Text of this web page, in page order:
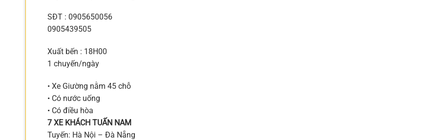
SĐT : 0905650056
0905439505
Xuất bến : 18H00
1 chuyến/ngày
• Xe Giường nằm 45 chỗ
• Có nước uống
• Có điều hòa
7 XE KHÁCH TUẤN NAM
Tuyến: Hà Nội – Đà Nẵng